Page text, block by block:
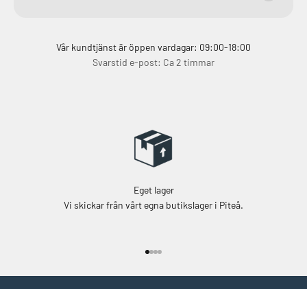
Vår kundtjänst är öppen vardagar: 09:00-18:00
Svarstid e-post: Ca 2 timmar
Eget lager
Vi skickar från vårt egna butikslager i Piteå.